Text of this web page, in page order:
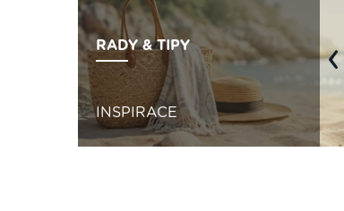
RADY & TIPY
INSPIRACE